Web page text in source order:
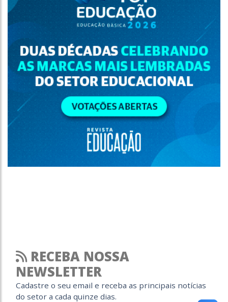
RECEBA NOSSA
NEWSLETTER
Cadastre o seu email e receba as principais notícias
do setor a cada quinze dias.